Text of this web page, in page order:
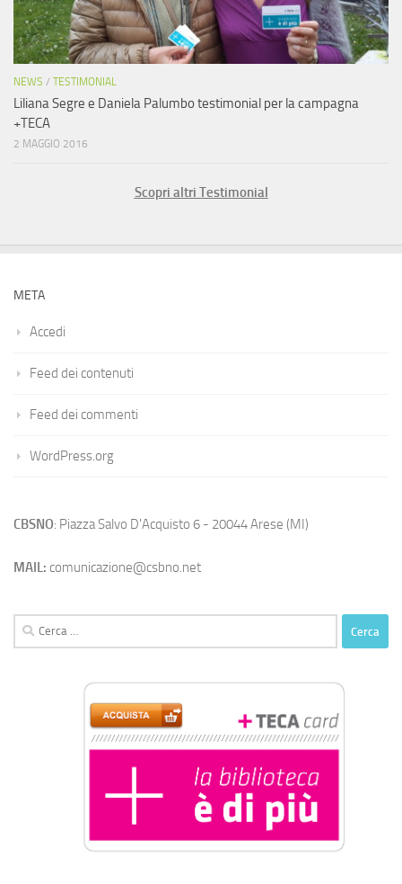
NEWS / TESTIMONIAL
Liliana Segre e Daniela Palumbo testimonial per la campagna
+TECA
2 MAGGIO 2016
Scopri altri Testimonial
META
Accedi
Feed dei contenuti
Feed dei commenti
WordPress.org
CBSNO: Piazza Salvo D'Acquisto 6 - 20044 Arese (MI)
MAIL: comunicazione@csbno.net
Ricerca
per: